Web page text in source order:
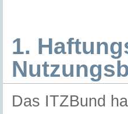
1.
Das ITZBund